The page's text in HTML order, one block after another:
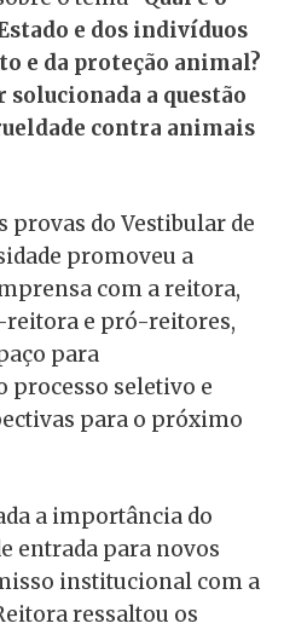
e dos indivíduos
e da proteção animal?
solucionada a questão
contra animais
provas do Vestibular de
promoveu a
com a reitora,
e pró-reitores,
para
processo seletivo e
para o próximo
a importância do
entrada para novos
institucional com a
ressaltou os